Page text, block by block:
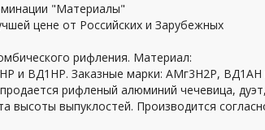
"Материалы"
цене от Российских и Зарубежных
рифления. Материал:
и ВД1НР. Заказные марки: АМг3Н2Р, ВД1АН
рифленый алюминий чечевица, дуэт,
высоты выпуклостей. Производится